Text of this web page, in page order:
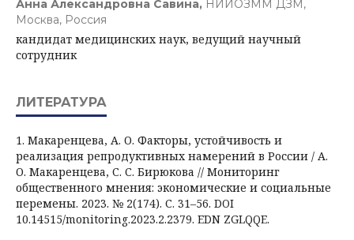
Анна Александровна Савина, НИИОЗММ ДЗМ,
Москва, Россия
кандидат медицинских наук, ведущий научный
сотрудник
ЛИТЕРАТУРА
1. Макаренцева, А. О. Факторы, устойчивость и
реализация репродуктивных намерений в России / А.
О. Макаренцева, С. С. Бирюкова // Мониторинг
общественного мнения: экономические и социальные
перемены. 2023. № 2(174). С. 31–56. DOI
10.14515/monitoring.2023.2.2379. EDN ZGLQQE.